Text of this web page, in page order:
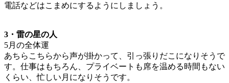
電話などはこまめにするようにしましょう。
3・雷の星の人
5月の全体運
あちらこちらから声が掛かって、引っ張りだこになりそうで
す。仕事はもちろん、プライベートも席を温める時間もない
くらい、忙しい月になりそうです。